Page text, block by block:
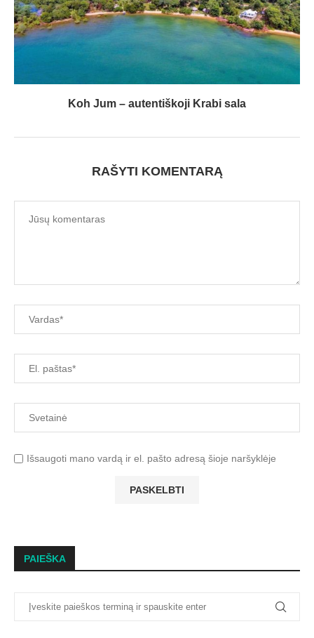
Koh Jum – autentiškoji Krabi sala
RAŠYTI KOMENTARĄ
Išsaugoti mano vardą ir el. pašto adresą šioje naršyklėje
PAIEŠKA